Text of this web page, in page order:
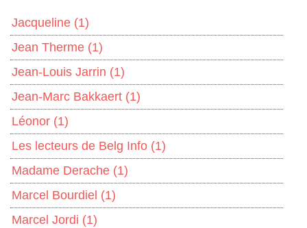
Jacqueline (1)
Jean Therme (1)
Jean-Louis Jarrin (1)
Jean-Marc Bakkaert (1)
Léonor (1)
Les lecteurs de Belg Info (1)
Madame Derache (1)
Marcel Bourdiel (1)
Marcel Jordi (1)